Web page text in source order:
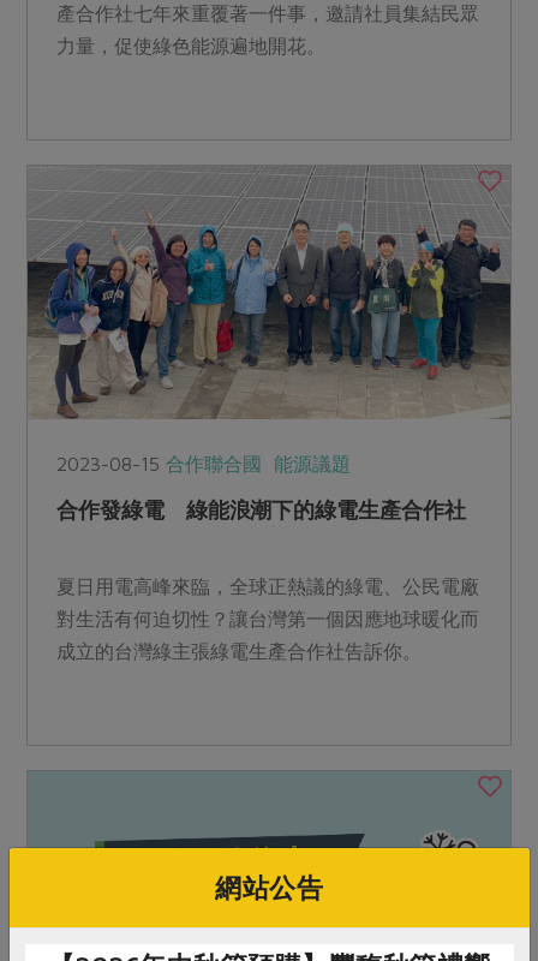
產合作社七年來重覆著一件事，邀請社員集結民眾
力量，促使綠色能源遍地開花。
2023-08-15合作聯合國 能源議題
合作發綠電 綠能浪潮下的綠電生產合作社
夏日用電高峰來臨，全球正熱議的綠電、公民電廠
對生活有何迫切性？讓台灣第一個因應地球暖化而
成立的台灣綠主張綠電生產合作社告訴你。
網站公告